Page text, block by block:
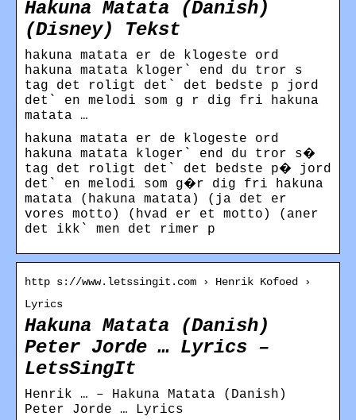
Hakuna Matata (Danish)
(Disney) Tekst
hakuna matata er de klogeste ord
hakuna matata kloger` end du tror s
tag det roligt det` det bedste p jord
det` en melodi som g r dig fri hakuna
matata …
hakuna matata er de klogeste ord
hakuna matata kloger` end du tror s�
tag det roligt det` det bedste p� jord
det` en melodi som g�r dig fri hakuna
matata (hakuna matata) (ja det er
vores motto) (hvad er et motto) (aner
det ikk` men det rimer p
http s://www.letssingit.com › Henrik Kofoed ›
Lyrics
Hakuna Matata (Danish)
Peter Jorde … Lyrics –
LetsSingIt
Henrik … – Hakuna Matata (Danish)
Peter Jorde … Lyrics